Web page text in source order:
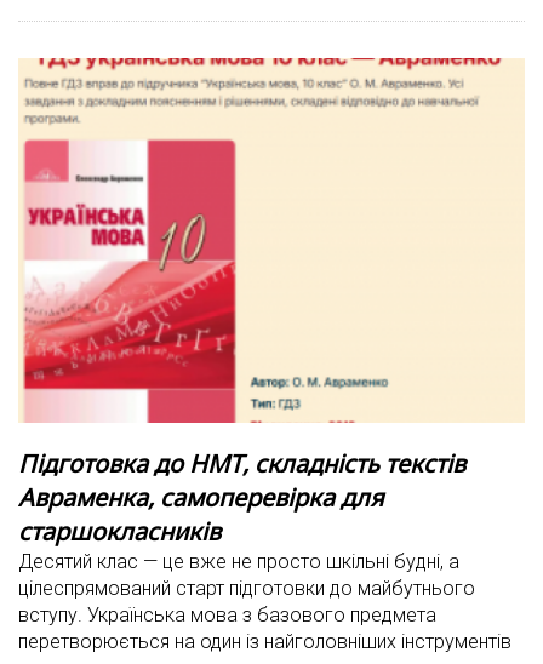
Підготовка до НМТ, складність текстів
Авраменка, самоперевірка для
старшокласників
Десятий клас — це вже не просто шкільні будні, а
цілеспрямований старт підготовки до майбутнього
вступу. Українська мова з базового предмета
перетворюється на один із найголовніших інструментів